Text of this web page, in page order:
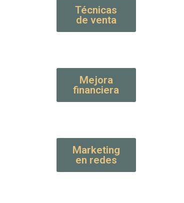
Técnicas
de venta
Mejora
financiera
Marketing
en redes